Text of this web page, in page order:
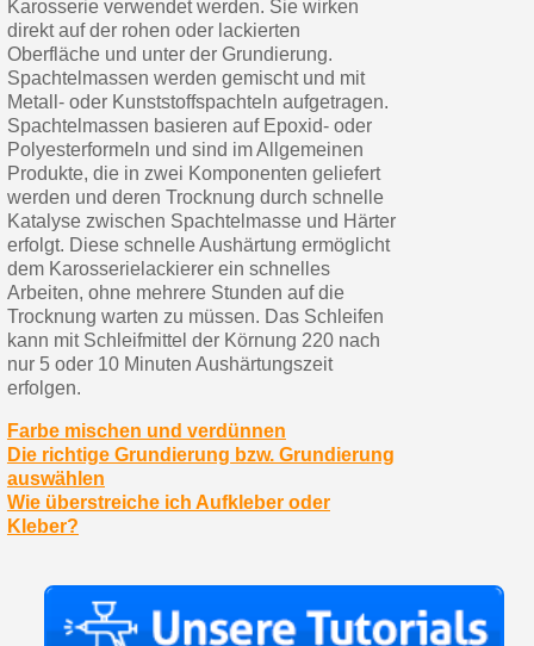
Karosserie verwendet werden. Sie wirken
direkt auf der rohen oder lackierten
Oberfläche und unter der Grundierung.
Spachtelmassen werden gemischt und mit
Metall- oder Kunststoffspachteln aufgetragen.
Spachtelmassen basieren auf Epoxid- oder
Polyesterformeln und sind im Allgemeinen
Produkte, die in zwei Komponenten geliefert
werden und deren Trocknung durch schnelle
Katalyse zwischen Spachtelmasse und Härter
erfolgt. Diese schnelle Aushärtung ermöglicht
dem Karosserielackierer ein schnelles
Arbeiten, ohne mehrere Stunden auf die
Trocknung warten zu müssen. Das Schleifen
kann mit Schleifmittel der Körnung 220 nach
nur 5 oder 10 Minuten Aushärtungszeit
erfolgen.
Farbe mischen und verdünnen
Die richtige Grundierung bzw. Grundierung
auswählen
Wie überstreiche ich Aufkleber oder
Kleber?